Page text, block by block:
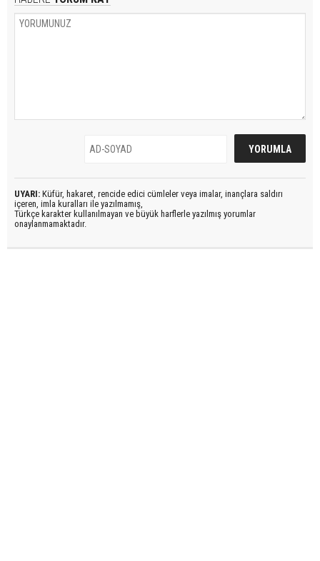
UYARI: Küfür, hakaret, rencide edici cümleler veya imalar, inançlara saldırı
içeren, imla kuralları ile yazılmamış,
Türkçe karakter kullanılmayan ve büyük harflerle yazılmış yorumlar
onaylanmamaktadır.